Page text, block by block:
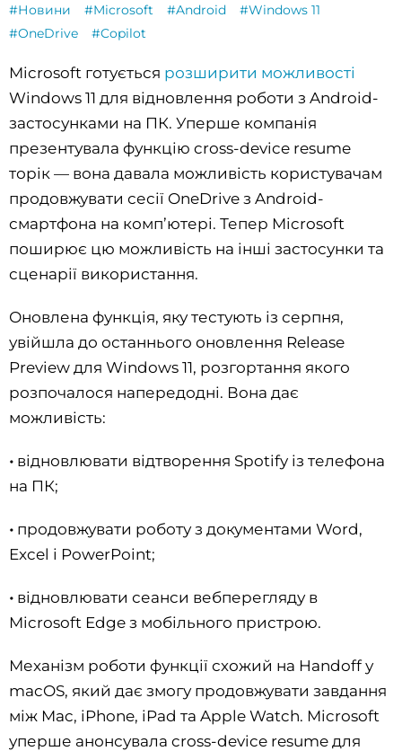
#Новини #Microsoft #Android
#Windows 11
#OneDrive
#Copilot
Microsoft готується розширити можливості
Windows 11 для відновлення роботи з Android-
застосунками на ПК. Уперше компанія
презентувала функцію cross-device resume
торік — вона давала можливість користувачам
продовжувати сесії OneDrive з Android-
смартфона на комп’ютері. Тепер Microsoft
поширює цю можливість на інші застосунки та
сценарії використання.
Оновлена функція, яку тестують із серпня,
увійшла до останнього оновлення Release
Preview для Windows 11, розгортання якого
розпочалося напередодні. Вона дає
можливість:
• відновлювати відтворення Spotify із телефона
на ПК;
• продовжувати роботу з документами Word,
Excel і PowerPoint;
• відновлювати сеанси вебперегляду в
Microsoft Edge з мобільного пристрою.
Механізм роботи функції схожий на Handoff у
macOS, який дає змогу продовжувати завдання
між Mac, iPhone, iPad та Apple Watch. Microsoft
уперше анонсувала cross-device resume для